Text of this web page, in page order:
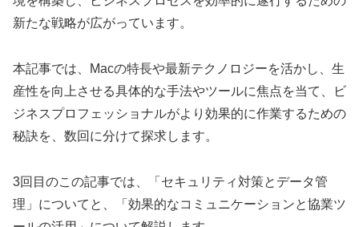
新たな戦略が広がっています。
本記事では、Macの特長や最新テクノロジーを活かし、生
産性を向上させる具体的な手法やツールに焦点を当て、ビ
ジネスプロフェッショナルがより効果的に作業するための
秘訣を、数回に分けて探求します。
3回目のこの記事では、「セキュリティ対策とデータ管
理」についてと、「 効果的なコミュニケーションと協業ツ